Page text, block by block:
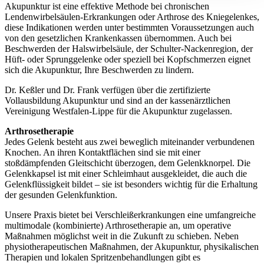
Akupunktur ist eine effektive Methode bei chronischen
Lendenwirbelsäulen-Erkrankungen oder Arthrose des Kniegelenkes,
diese Indikationen werden unter bestimmten Voraussetzungen auch
von den gesetzlichen Krankenkassen übernommen. Auch bei
Beschwerden der Halswirbelsäule, der Schulter-Nackenregion, der
Hüft- oder Sprunggelenke oder speziell bei Kopfschmerzen eignet
sich die Akupunktur, Ihre Beschwerden zu lindern.
Dr. Keßler und Dr. Frank verfügen über die zertifizierte
Vollausbildung Akupunktur und sind an der kassenärztlichen
Vereinigung Westfalen-Lippe für die Akupunktur zugelassen.
Arthrosetherapie
Jedes Gelenk besteht aus zwei beweglich miteinander verbundenen
Knochen. An ihren Kontaktflächen sind sie mit einer
stoßdämpfenden Gleitschicht überzogen, dem Gelenkknorpel. Die
Gelenkkapsel ist mit einer Schleimhaut ausgekleidet, die auch die
Gelenkflüssigkeit bildet – sie ist besonders wichtig für die Erhaltung
der gesunden Gelenkfunktion.
Unsere Praxis bietet bei Verschleißerkrankungen eine umfangreiche
multimodale (kombinierte) Arthrosetherapie an, um operative
Maßnahmen möglichst weit in die Zukunft zu schieben. Neben
physiotherapeutischen Maßnahmen, der Akupunktur, physikalischen
Therapien und lokalen Spritzenbehandlungen gibt es